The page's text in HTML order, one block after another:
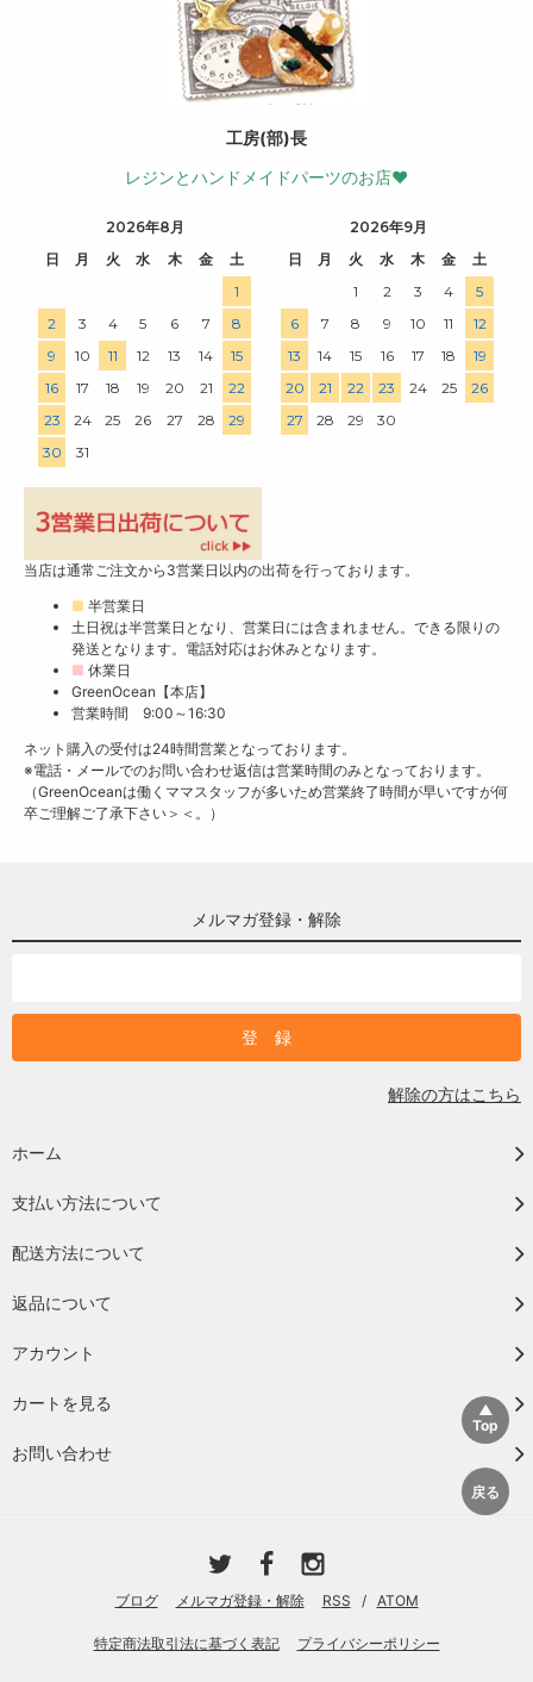
工房(部)長
レジンとハンドメイドパーツのお店♥
2026年8月
日
月 火 水 木 金
土
1
2
3 4 5 6 7
8
9
10 11 12 13 14
15
16
17 18 19 20 21
22
23
24 25 26 27 28
29
30
31
2026年9月
日
月 火 水 木 金
土
1
2 3 4
5
6
7 8 9 10 11
12
13
14 15 16 17 18
19
20
21 22 23 24 25
26
27
28 29 30
当店は通常ご注文から3営業日以内の出荷を行っております。
■ 半営業日
土日祝は半営業日となり、営業日には含まれません。できる限りの
発送となります。電話対応はお休みとなります。
■ 休業日
GreenOcean【本店】
営業時間 9:00～16:30
ネット購入の受付は24時間営業となっております。
※電話・メールでのお問い合わせ返信は営業時間のみとなっております。
（GreenOceanは働くママスタッフが多いため営業終了時間が早いですが何
卒ご理解ご了承下さい＞＜。）
メルマガ登録・解除
解除の方はこちら
ホーム
支払い方法について
配送方法について
返品について
アカウント
カートを見る
お問い合わせ
ブログ メルマガ登録・解除 RSS / ATOM
特定商法取引法に基づく表記 プライバシーポリシー